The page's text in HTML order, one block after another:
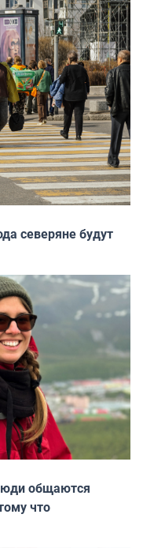
северяне будут
общаются
что